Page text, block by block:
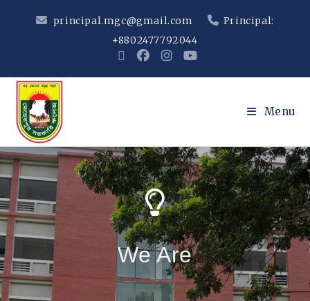
principal.mgc@gmail.com
Principal:
+8802477792044
Menu
We Are